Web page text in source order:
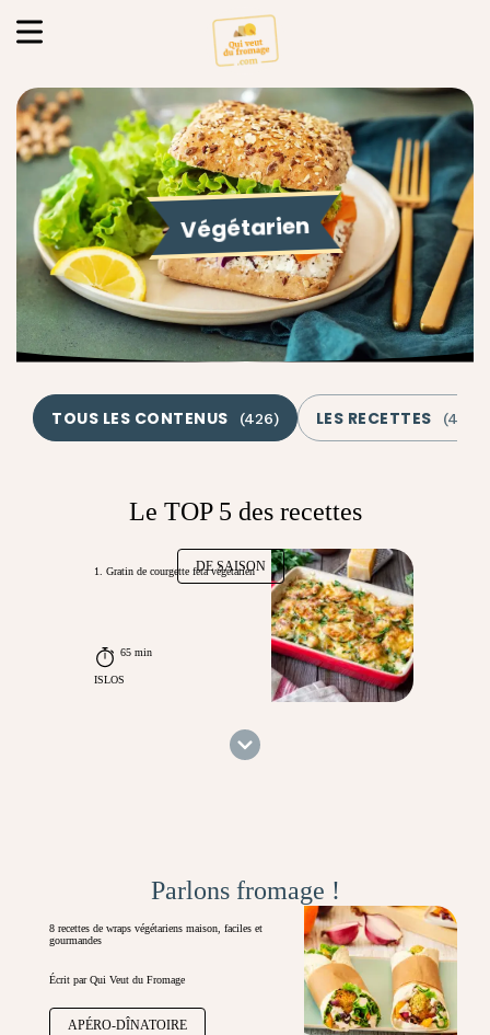
Végétarien
TOUS LES CONTENUS (426) LES RECETTES (420
Le TOP 5 des recettes
DE SAISON
1. Gratin de courgette feta végétarien
65 min
ISLOS
Parlons fromage !
8 recettes de wraps végétariens maison, faciles et
gourmandes
Écrit par Qui Veut du Fromage
APÉRO-DÎNATOIRE